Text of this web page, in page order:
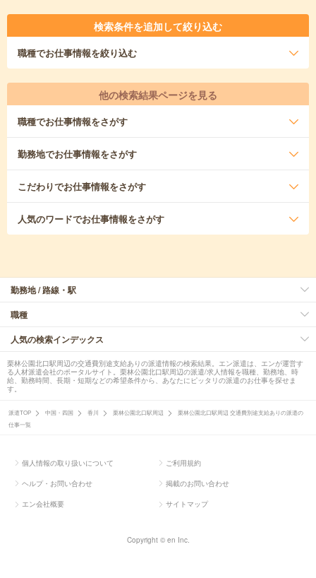
検索条件を追加して絞り込む
職種でお仕事情報を絞り込む
他の検索結果ページを見る
職種でお仕事情報をさがす
勤務地でお仕事情報をさがす
こだわりでお仕事情報をさがす
人気のワードでお仕事情報をさがす
勤務地 / 路線・駅
職種
人気の検索インデックス
栗林公園北口駅周辺の交通費別途支給ありの派遣情報の検索結果。エン派遣は、エンが運営す
る人材派遣会社のポータルサイト。栗林公園北口駅周辺の派遣/求人情報を職種、勤務地、時
給、勤務時間、長期・短期などの希望条件から、あなたにピッタリの派遣のお仕事を探せま
す。
派遣TOP 中国・四国 香川 栗林公園北口駅周辺
栗林公園北口駅周辺 交通費別途支給ありの派遣の
仕事一覧
個人情報の取り扱いについて ご利用規約
ヘルプ・お問い合わせ 掲載のお問い合わせ
エン会社概要 サイトマップ
Copyright © en Inc.